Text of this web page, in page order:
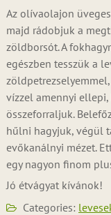
Az olívaolajon
majd rádobjuk a
zöldborsót. A
egészben tesszük a
vízzel amennyi
összeforraljuk.
hűlni hagyjuk, végül
evőkanálnyi mézet.
egy nagyon finom
Jó étvágyat kívánok!
Categories: